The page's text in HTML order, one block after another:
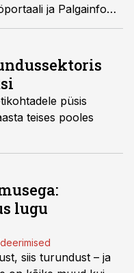
ja Palgainfo
püsis
teises pooles
lugu
siis turundust – ja